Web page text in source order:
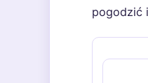
pogodzić